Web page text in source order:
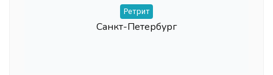
Ретрит
Санкт-Петербург